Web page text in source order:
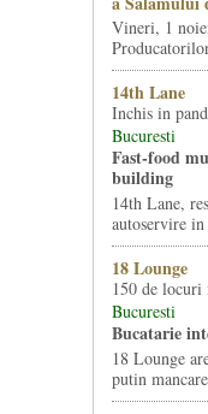
Vineri, 1
14th Lane
Inchis in
Bucuresti
Fast-food
building
14th Lane,
autoservire
18 Lounge
150 de locuri
Bucuresti
Bucatarie
18 Lounge
putin